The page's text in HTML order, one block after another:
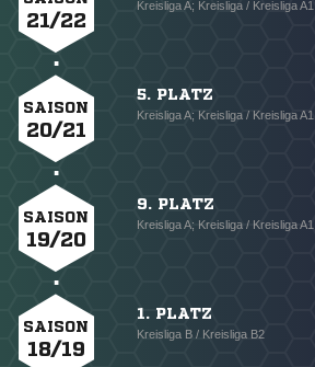
21/22
Kreisliga A; Kreisliga / Kreisliga A1
SAISON
20/21
5. PLATZ
Kreisliga A; Kreisliga / Kreisliga A1
SAISON
19/20
9. PLATZ
Kreisliga A; Kreisliga / Kreisliga A1
SAISON
18/19
1. PLATZ
Kreisliga B / Kreisliga B2